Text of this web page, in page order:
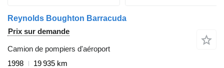
Reynolds Boughton Barracuda
Prix sur demande
Camion de pompiers d'aéroport
1998
19 935 km